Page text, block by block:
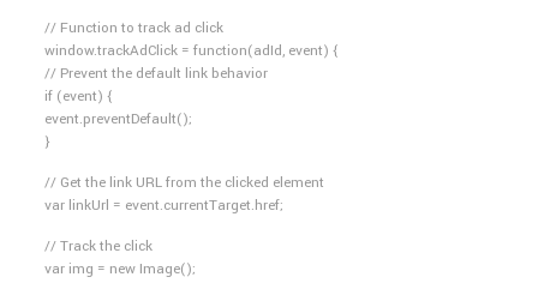
// Function to track ad click
window.trackAdClick = function(adId, event) {
// Prevent the default link behavior
if (event) {
event.preventDefault();
}
// Get the link URL from the clicked element
var linkUrl = event.currentTarget.href;
// Track the click
var img = new Image();